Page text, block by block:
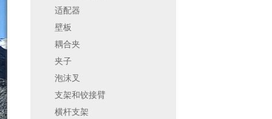
适配器
壁板
耦合夹
夹子
泡沫叉
支架和铰接臂
横杆支架